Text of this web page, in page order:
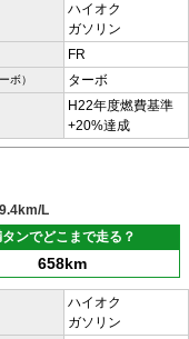
ハイオク
ガソリン
FR
ボ） ターボ
H22年度燃費基準
+20%達成
9.4km/L
ンでどこまで走る？
658km
ハイオク
ガソリン